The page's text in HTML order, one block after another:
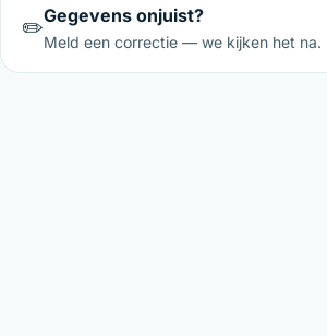
✏️Gegevens onjuist?
Meld een correctie — we kijken het na.